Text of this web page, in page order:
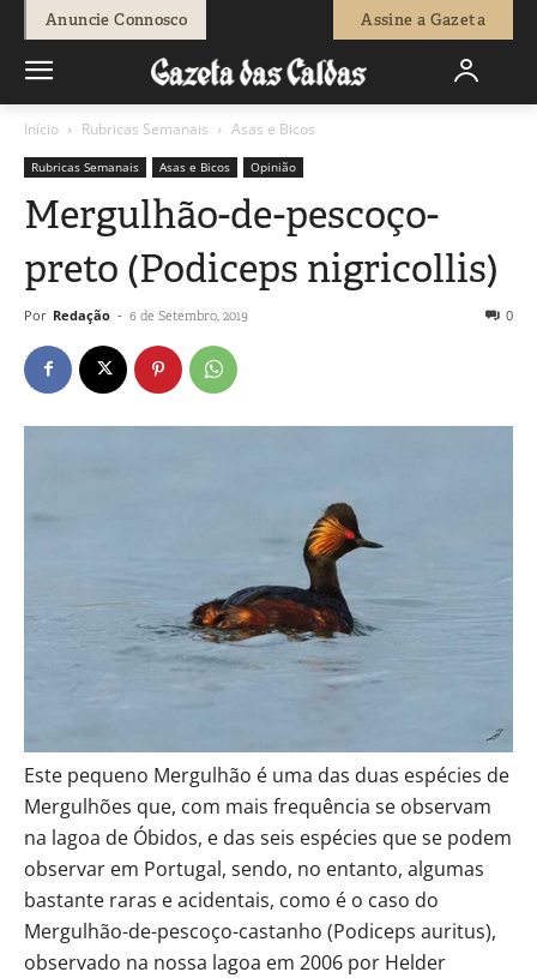
Anuncie Connosco Assine a Gazeta
Início Rubricas Semanais Asas e Bicos
Rubricas Semanais Asas e Bicos Opinião
Mergulhão-de-pescoço-
preto (Podiceps nigricollis)
Por Redação - 6 de Setembro, 2019 0
Este pequeno Mergulhão é uma das duas espécies de
Mergulhões que, com mais frequência se observam
na lagoa de Óbidos, e das seis espécies que se podem
observar em Portugal, sendo, no entanto, algumas
bastante raras e acidentais, como é o caso do
Mergulhão-de-pescoço-castanho (Podiceps auritus),
observado na nossa lagoa em 2006 por Helder